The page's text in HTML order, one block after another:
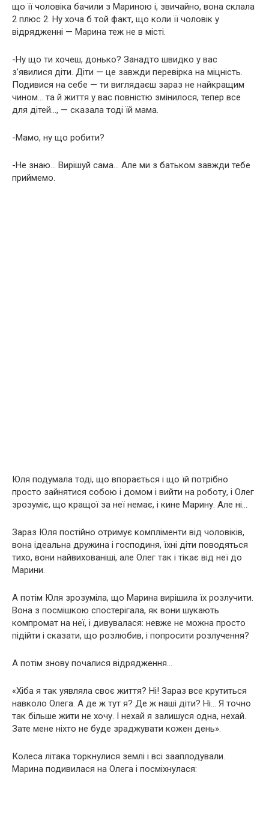
що її чоловіка бачили з Мариною і, звичайно, вона склала
2 плюс 2. Ну хоча б той факт, що коли її чоловік у
відрядженні — Марина теж не в місті.
-Ну що ти хочеш, донько? Занадто швидко у вас
з’явилися діти. Діти — це завжди перевірка на міцність.
Подивися на себе — ти виглядаєш зараз не найкращим
чином… та й життя у вас повністю змінилося, тепер все
для дітей…, — сказала тоді їй мама.
-Мамо, ну що робити?
-Не знаю… Вирішуй сама… Але ми з батьком завжди тебе
приймемо.
Юля подумала тоді, що впорається і що їй потрібно
просто зайнятися собою і домом і вийти на роботу, і Олег
зрозуміє, що кращої за неї немає, і кине Марину. Але ні…
Зараз Юля постійно отримує компліменти від чоловіків,
вона ідеальна дружина і господиня, їхні діти поводяться
тихо, вони найвихованіші, але Олег так і тікає від неї до
Марини.
А потім Юля зрозуміла, що Марина вирішила їх розлучити.
Вона з посмішкою спостерігала, як вони шукають
компромат на неї, і дивувалася: невже не можна просто
підійти і сказати, що розлюбив, і попросити розлучення?
А потім знову почалися відрядження…
«Хіба я так уявляла своє життя? Ні! Зараз все крутиться
навколо Олега. А де ж тут я? Де ж наші діти? Ні… Я точно
так більше жити не хочу. І нехай я залишуся одна, нехай.
Зате мене ніхто не буде зраджувати кожен день».
Колеса літака торкнулися землі і всі зааплодували.
Марина подивилася на Олега і посміхнулася: